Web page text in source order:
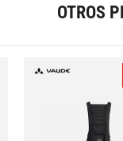
OTROS